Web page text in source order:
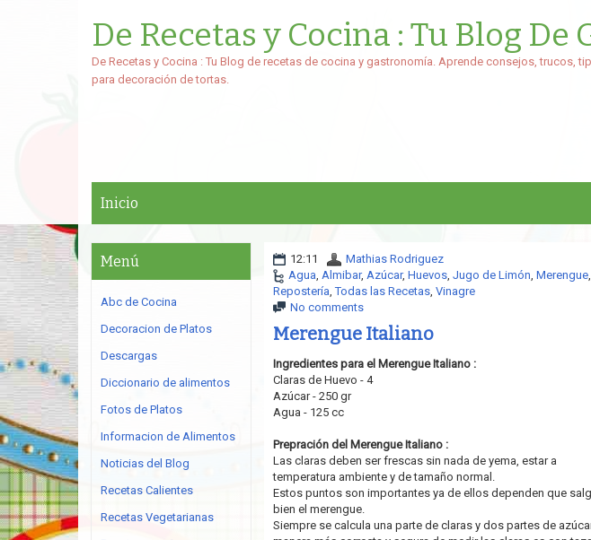
De Recetas y Cocina : Tu Blog
De Recetas y Cocina : Tu Blog de recetas de cocina y gastronomía. Aprende consejos,
para decoración de tortas.
Inicio
12:11
Mathias Rodriguez
Agua, Almibar, Azúcar, Huevos, Jugo de Limón, Merengue,
Repostería,Todas las Recetas, Vinagre
No comments
Merengue Italiano
Ingredientes para el Merengue Italiano :
Claras de Huevo - 4
Azúcar - 250 gr
Agua - 125 cc
Prepración del Merengue Italiano :
Las claras deben ser frescas sin nada de yema, estar a
temperatura ambiente y de tamaño normal.
Estos puntos son importantes ya de ellos dependen que
bien el merengue.
Siempre se calcula una parte de claras y dos partes de
Menú
Abc de Cocina
Decoracion de Platos
Descargas
Diccionario de alimentos
Fotos de Platos
Informacion de Alimentos
Noticias del Blog
Recetas Calientes
Recetas Vegetarianas